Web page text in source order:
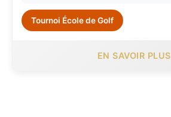
Tournoi École de Golf
EN SAVOIR PLUS